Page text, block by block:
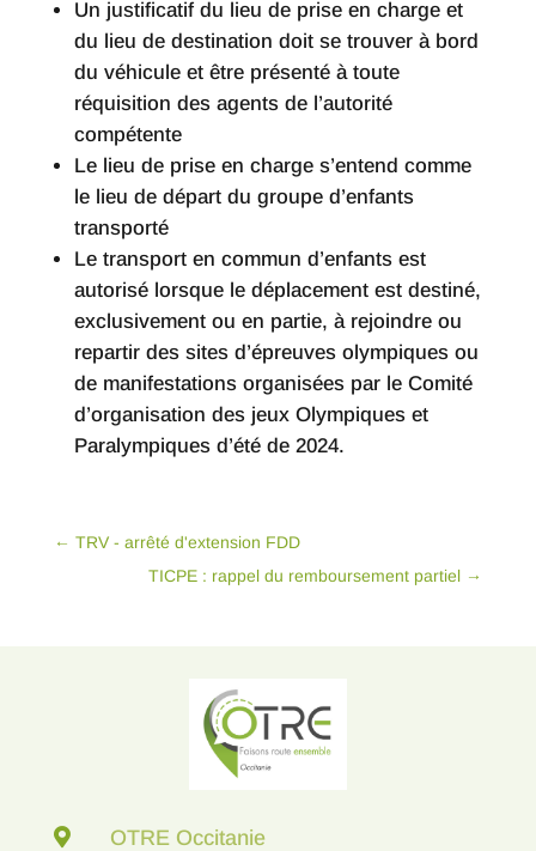
Un justificatif du lieu de prise en charge et
du lieu de destination doit se trouver à bord
du véhicule et être présenté à toute
réquisition des agents de l’autorité
compétente
Le lieu de prise en charge s’entend comme
le lieu de départ du groupe d’enfants
transporté
Le transport en commun d’enfants est
autorisé lorsque le déplacement est destiné,
exclusivement ou en partie, à rejoindre ou
repartir des sites d’épreuves olympiques ou
de manifestations organisées par le Comité
d’organisation des jeux Olympiques et
Paralympiques d’été de 2024.
← TRV - arrêté d'extension FDD
TICPE : rappel du remboursement partiel →
 OTRE Occitanie